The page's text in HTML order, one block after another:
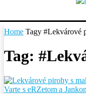
Home Tagy #Lekvárové
Tag:
Varte s eRZetom a